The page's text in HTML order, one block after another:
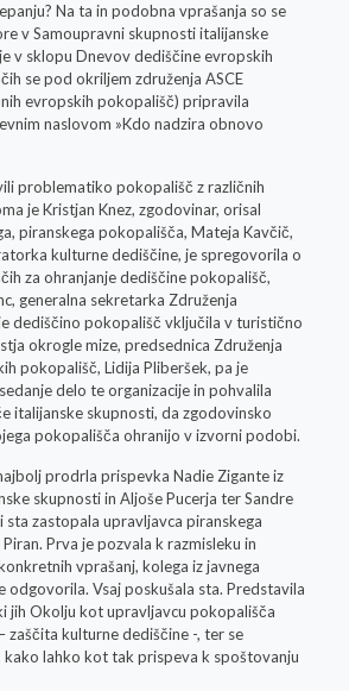
Na ta in podobna vprašanja so se
v Samoupravni skupnosti italijanske
v sklopu Dnevov dediščine evropskih
se pod okriljem združenja ASCE
evropskih pokopališč) pripravila
naslovom »Kdo nadzira obnovo
problematiko pokopališč z različnih
je Kristjan Knez, zgodovinar, orisal
piranskega pokopališča, Mateja Kavčič,
kulturne dediščine, je spregovorila o
za ohranjanje dediščine pokopališč,
generalna sekretarka Združenja
dediščino pokopališč vključila v turistično
okrogle mize, predsednica Združenja
pokopališč, Lidija Pliberšek, pa je
delo te organizacije in pohvalila
italijanske skupnosti, da zgodovinsko
pokopališča ohranijo v izvorni podobi.
prodrla prispevka Nadie Zigante iz
skupnosti in Aljoše Pucerja ter Sandre
zastopala upravljavca piranskega
Prva je pozvala k razmisleku in
vprašanj, kolega iz javnega
odgovorila. Vsaj poskušala sta. Predstavila
jih Okolju kot upravljavcu pokopališča
zaščita kulturne dediščine -, ter se
lahko kot tak prispeva k spoštovanju